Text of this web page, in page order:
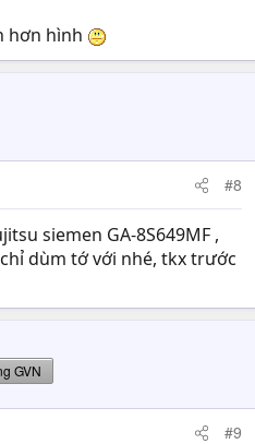
hơn hình
#8
siemen GA-8S649MF ,
dùm tớ với nhé, tkx trước
GVN
#9